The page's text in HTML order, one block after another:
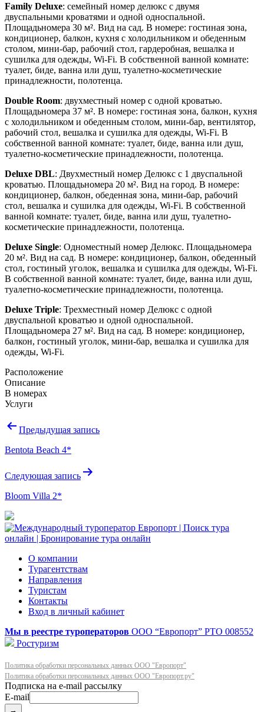
Family Deluxe: семейный номер делюкс с двумя
двуспальными кроватями и одной односпальной.
Площадьномера 30 м². Вид на сад. В номере: гостиная зона,
кондиционер, балкон, кухня с холодильником и обеденным
столом, мини-бар, рабочий стол, гардеробная, вешалка и
сушилка для одежды, Wi-Fi. В собственной ванной комнате:
туалет, биде, ванна или душ, туалетно-косметические
принадлежности, полотенца.
Double Room: двухместный номер с одной кроватью.
Площадьномера 37 м². В номере: гостиная зона, балкон, кухня
с холодильником и обеденным столом, мини-бар, вентилятор,
рабочий стол, вешалка и сушилка для одежды, Wi-Fi. В
собственной ванной комнате: туалет, биде, ванна или душ,
туалетно-косметические принадлежности, полотенца.
Deluxe DBL: Двухместный номер Делюкс с 1 двуспальной
кроватью. Площадьномера 20 м². Вид на город. В номере:
кондиционер, балкон, обеденная зона, мини-бар, рабочий
стол, вешалка и сушилка для одежды, Wi-Fi. В собственной
ванной комнате: туалет, биде, ванна или душ, туалетно-
косметические принадлежности, полотенца.
Deluxe Single: Одноместный номер Делюкс. Площадьномера
20 м². Вид на сад. В номере: кондиционер, балкон, обеденный
стол, гостиный уголок, вешалка и сушилка для одежды, Wi-Fi.
В собственной ванной комнате: туалет, биде, ванна или душ,
туалетно-косметические принадлежности, полотенца.
Deluxe Triple: Трехместный номер Делюкс с одной
двуспальной кроватью и одной односпальной.
Площадьномера 27 м². Вид на сад. В номере: кондиционер,
балкон, гостиный уголок, мини-бар, вешалка и сушилка для
одежды, Wi-Fi.
Расположение
Описание
В номерах
Услуги
Навигация
записям
Предыдущая запись
Bentota Beach 4*
Следующая запись
Bloom Villa 2*
О компании
Турагентствам
Направления
Туристам
Контакты
Вход в личный кабинет
Мы в реестре туроператоров ООО “Европорт” РТО 008552
Ростуризм
Политика обработки персональных данных ООО "Европорт"
Политика обработки персональных данных ООО "Европорт.ру"
E-mail
→